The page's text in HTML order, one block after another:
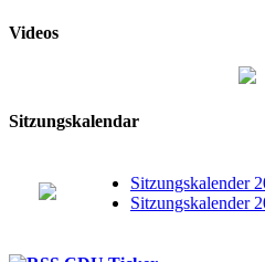
Videos
Sitzungskalendar
Sitzungskalender
Sitzungskalender